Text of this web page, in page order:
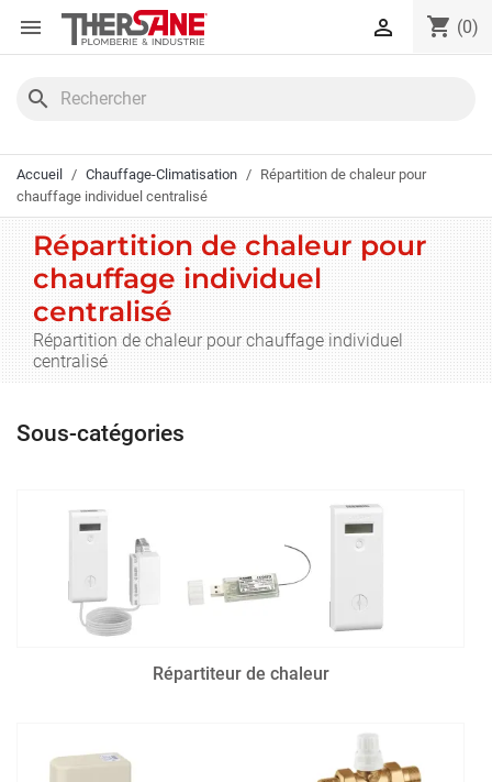
Panneau de gestion des cookies
 shopping_cart (0)

search
Accueil Chauffage-Climatisation
Répartition de chaleur pour
chauffage individuel centralisé
Répartition de chaleur pour
chauffage individuel
centralisé
Répartition de chaleur pour chauffage individuel
centralisé
Sous-catégories
Répartiteur de chaleur